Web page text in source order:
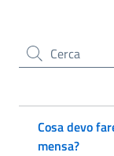
Cerca nel sito
Cosa devo
mensa?